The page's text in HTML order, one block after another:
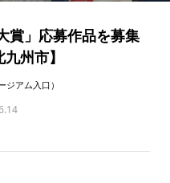
賞」応募作品を募集
州市】
ジアム入口）